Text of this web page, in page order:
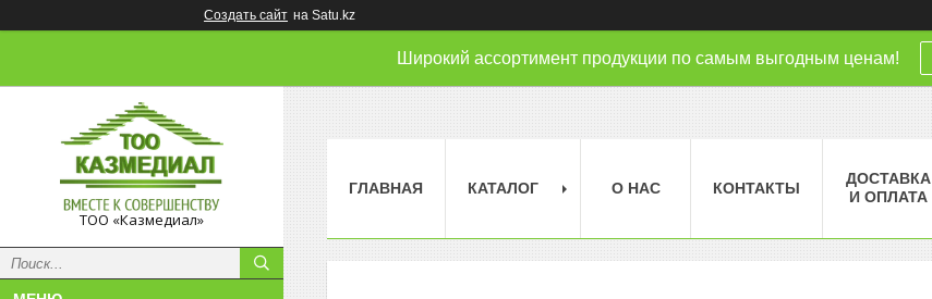
Создать сайт на Satu.kz
Широкий ассортимент продукции по самым выгодным ценам!
ТОО «Казмедиал»
ГЛАВНАЯ КАТАЛОГ О НАС КОНТАКТЫ
ДОСТАВКА
И ОПЛАТА